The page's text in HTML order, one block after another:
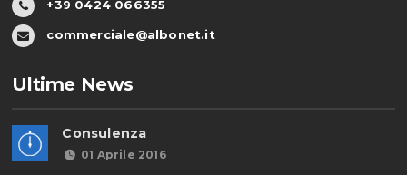
+39 0424 066355
commerciale@albonet.it
Ultime News
Consulenza
01 Aprile 2016